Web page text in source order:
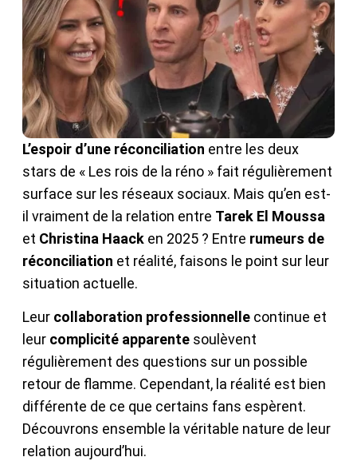
L’espoir d’une réconciliation entre les deux
stars de « Les rois de la réno » fait régulièrement
surface sur les réseaux sociaux. Mais qu’en est-
il vraiment de la relation entre Tarek El Moussa
et Christina Haack en 2025 ? Entre rumeurs de
réconciliation et réalité, faisons le point sur leur
situation actuelle.
Leur collaboration professionnelle continue et
leur complicité apparente soulèvent
régulièrement des questions sur un possible
retour de flamme. Cependant, la réalité est bien
différente de ce que certains fans espèrent.
Découvrons ensemble la véritable nature de leur
relation aujourd’hui.